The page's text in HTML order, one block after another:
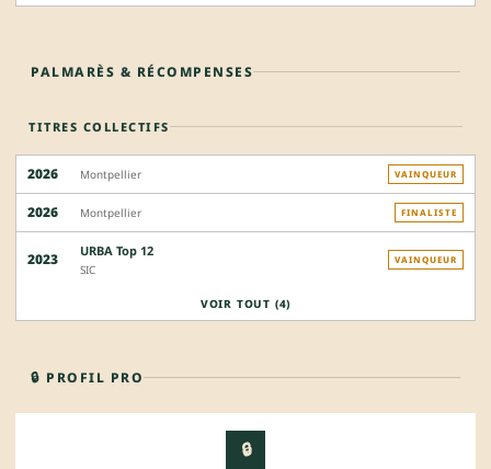
PALMARÈS & RÉCOMPENSES
TITRES COLLECTIFS
2026 Montpellier VAINQUEUR
2026 Montpellier FINALISTE
2023 URBA Top 12
SIC
VAINQUEUR
VOIR TOUT (4)
🔒 PROFIL PRO
🔒